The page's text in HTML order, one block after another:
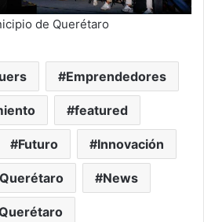
de Querétaro
Emprendedores
featured
Futuro Innovación
News